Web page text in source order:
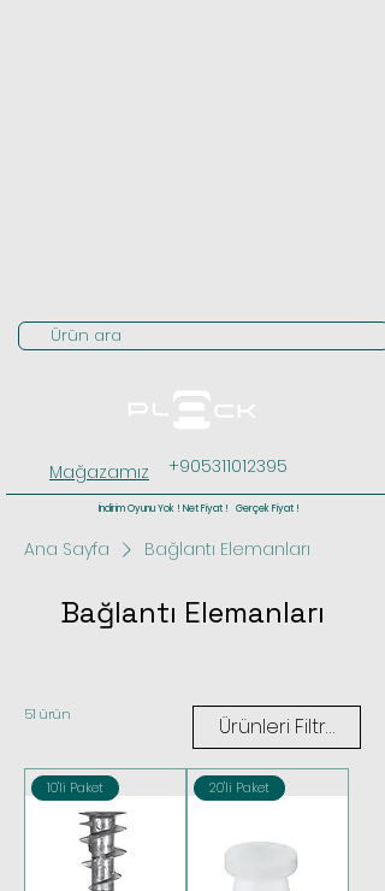
Ürün ara
Mağazamız +905311012395
İndirim Oyunu Yok ! Net Fiyat ! Gerçek Fiyat !
Ana Sayfa Bağlantı Elemanları
Bağlantı Elemanları
51 ürün Ürünleri Filtrele
10'li Paket 20'li Paket